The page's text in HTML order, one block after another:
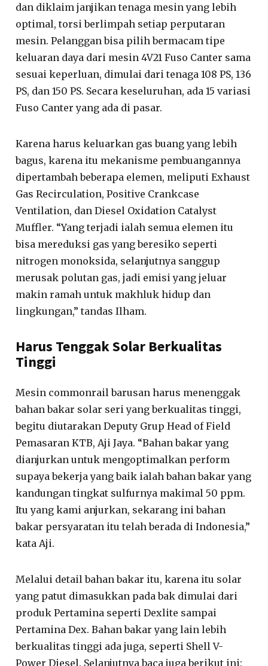
dan diklaim janjikan tenaga mesin yang lebih
optimal, torsi berlimpah setiap perputaran
mesin. Pelanggan bisa pilih bermacam tipe
keluaran daya dari mesin 4V21 Fuso Canter sama
sesuai keperluan, dimulai dari tenaga 108 PS, 136
PS, dan 150 PS. Secara keseluruhan, ada 15 variasi
Fuso Canter yang ada di pasar.
Karena harus keluarkan gas buang yang lebih
bagus, karena itu mekanisme pembuangannya
dipertambah beberapa elemen, meliputi Exhaust
Gas Recirculation, Positive Crankcase
Ventilation, dan Diesel Oxidation Catalyst
Muffler. “Yang terjadi ialah semua elemen itu
bisa mereduksi gas yang beresiko seperti
nitrogen monoksida, selanjutnya sanggup
merusak polutan gas, jadi emisi yang jeluar
makin ramah untuk makhluk hidup dan
lingkungan,” tandas Ilham.
Harus Tenggak Solar Berkualitas
Tinggi
Mesin commonrail barusan harus menenggak
bahan bakar solar seri yang berkualitas tinggi,
begitu diutarakan Deputy Grup Head of Field
Pemasaran KTB, Aji Jaya. “Bahan bakar yang
dianjurkan untuk mengoptimalkan perform
supaya bekerja yang baik ialah bahan bakar yang
kandungan tingkat sulfurnya makimal 50 ppm.
Itu yang kami anjurkan, sekarang ini bahan
bakar persyaratan itu telah berada di Indonesia,”
kata Aji.
Melalui detail bahan bakar itu, karena itu solar
yang patut dimasukkan pada bak dimulai dari
produk Pertamina seperti Dexlite sampai
Pertamina Dex. Bahan bakar yang lain lebih
berkualitas tinggi ada juga, seperti Shell V-
Power Diesel. Selanjutnya baca juga berikut ini: